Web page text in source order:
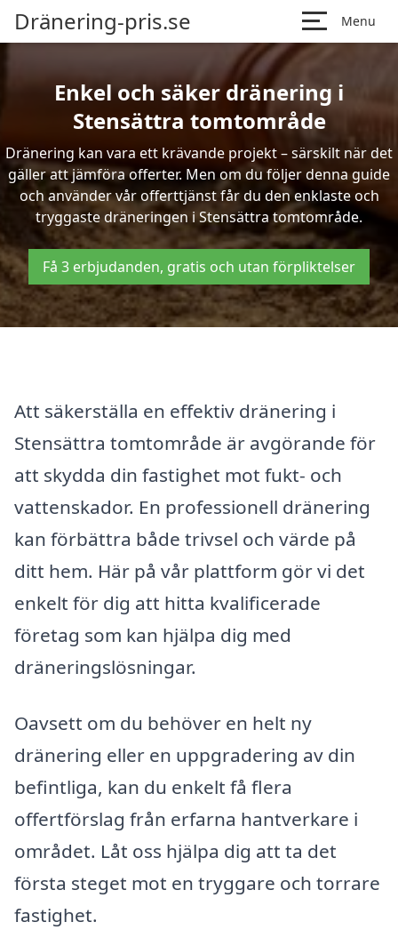
Dränering-pris.se Menu
Enkel och säker dränering i
Stensättra tomtområde
Dränering kan vara ett krävande projekt – särskilt när det
gäller att jämföra offerter. Men om du följer denna guide
och använder vår offerttjänst får du den enklaste och
tryggaste dräneringen i Stensättra tomtområde.
Få 3 erbjudanden, gratis och utan förpliktelser
Att säkerställa en effektiv dränering i
Stensättra tomtområde är avgörande för
att skydda din fastighet mot fukt- och
vattenskador. En professionell dränering
kan förbättra både trivsel och värde på
ditt hem. Här på vår plattform gör vi det
enkelt för dig att hitta kvalificerade
företag som kan hjälpa dig med
dräneringslösningar.
Oavsett om du behöver en helt ny
dränering eller en uppgradering av din
befintliga, kan du enkelt få flera
offertförslag från erfarna hantverkare i
området. Låt oss hjälpa dig att ta det
första steget mot en tryggare och torrare
fastighet.